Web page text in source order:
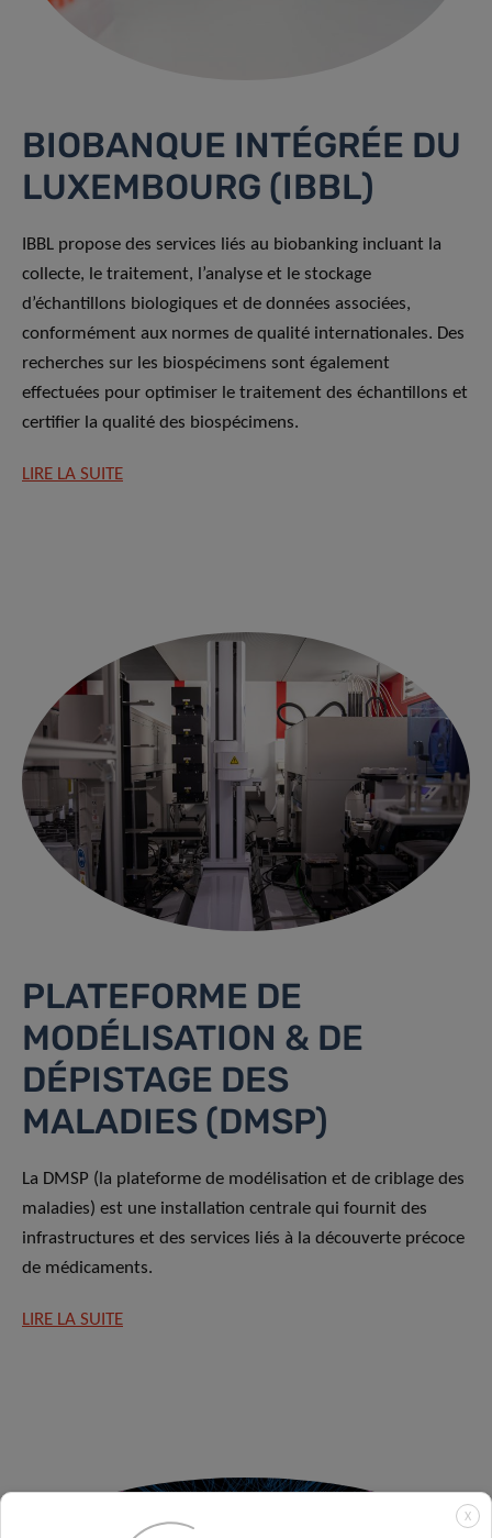
BIOBANQUE INTÉGRÉE DU
LUXEMBOURG (IBBL)
IBBL propose des services liés au biobanking incluant la
collecte, le traitement, l’analyse et le stockage
d’échantillons biologiques et de données associées,
conformément aux normes de qualité internationales. Des
recherches sur les biospécimens sont également
effectuées pour optimiser le traitement des échantillons et
certifier la qualité des biospécimens.
LIRE LA SUITE
PLATEFORME DE
MODÉLISATION & DE
DÉPISTAGE DES
MALADIES (DMSP)
La DMSP (la plateforme de modélisation et de criblage des
maladies) est une installation centrale qui fournit des
infrastructures et des services liés à la découverte précoce
de médicaments.
LIRE LA SUITE
X